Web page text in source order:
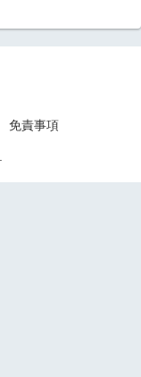
免責事項